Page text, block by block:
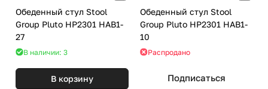
Обеденный стул Stool
Group Pluto HP2301 HAB1-
27
В наличии: 3
В корзину
Обеденный стул Stool
Group Pluto HP2301 HAB1-
10
Распродано
Подписаться